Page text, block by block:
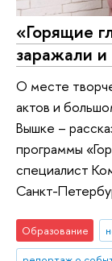
«Горящие
заражали и
О месте
актов и
Вышке –
программы
специалист
Санкт-
Образование